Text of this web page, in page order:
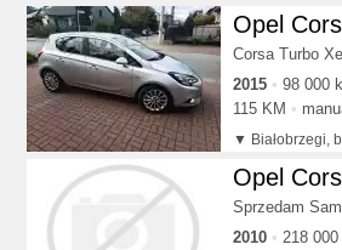
Opel
Corsa Turbo
2015
98 000
115 KM
Białobrzegi,
Opel
Sprzedam
2010
218